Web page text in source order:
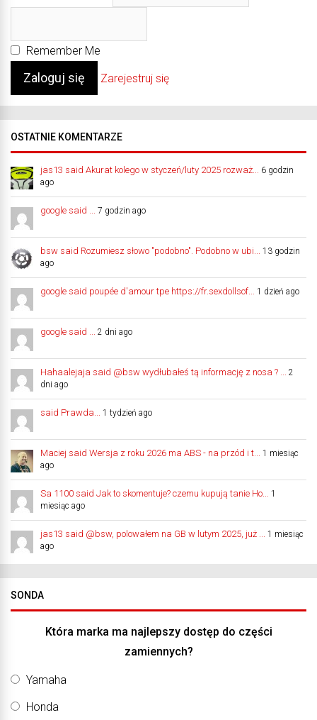
Remember Me
Zarejestruj się
OSTATNIE KOMENTARZE
jas13 said Akurat kolego w styczeń/luty 2025 rozważ...
6 godzin
ago
google said ... 7 godzin ago
bsw said Rozumiesz słowo "podobno". Podobno w ubi...
13 godzin
ago
google said poupée d'amour tpe https://fr.sexdollsof... 1 dzień ago
google said ... 2 dni ago
Hahaalejaja said @bsw wydłubałeś tą informację z nosa ? ...
2
dni ago
said Prawda... 1 tydzień ago
Maciej said Wersja z roku 2026 ma ABS - na przód i t...
1 miesiąc
ago
Sa 1100 said Jak to skomentuje? czemu kupują tanie Ho...
1
miesiąc ago
jas13 said @bsw, polowałem na GB w lutym 2025, już ...
1 miesiąc
ago
SONDA
Która marka ma najlepszy dostęp do części
zamiennych?
Yamaha
Honda